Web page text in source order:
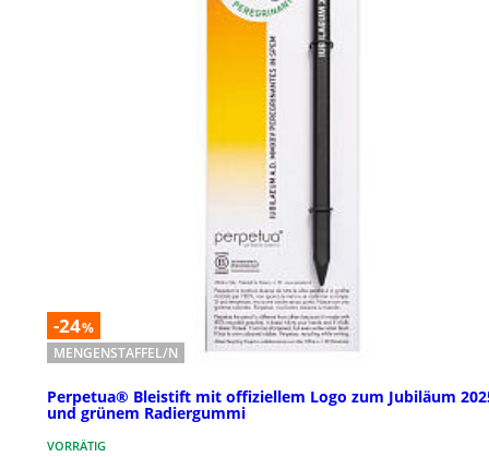
-24%
MENGENSTAFFEL/N
Perpetua® Bleistift mit offiziellem Logo zum Jubiläum
und grünem Radiergummi
VORRÄTIG